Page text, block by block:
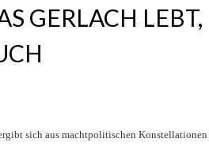
GERLACH LEBT,
sich aus machtpolitischen Konstellationen